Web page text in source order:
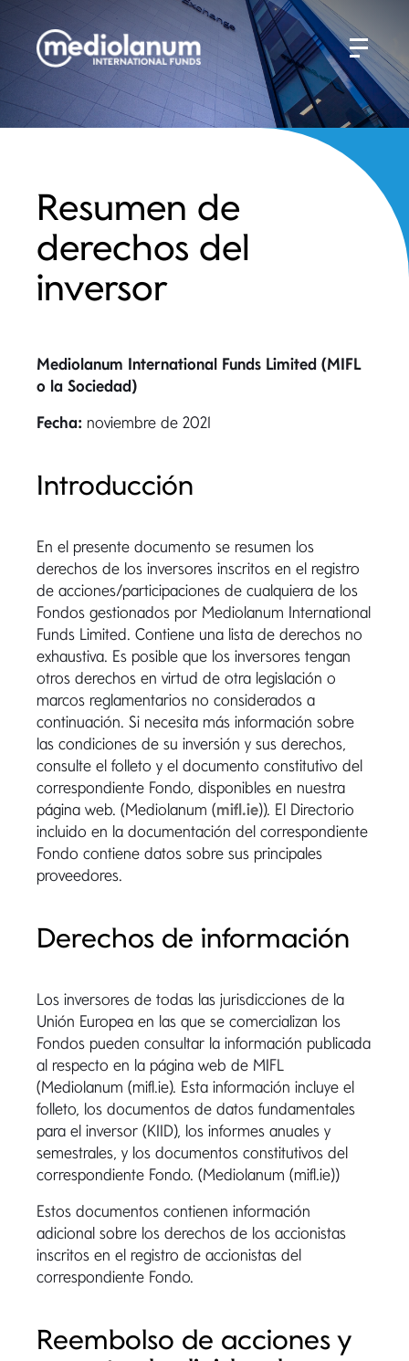
Resumen de
derechos del
inversor
Mediolanum International Funds Limited (MIFL
o la Sociedad)
Fecha: noviembre de 2021
Introducción
En el presente documento se resumen los
derechos de los inversores inscritos en el registro
de acciones/participaciones de cualquiera de los
Fondos gestionados por Mediolanum International
Funds Limited. Contiene una lista de derechos no
exhaustiva. Es posible que los inversores tengan
otros derechos en virtud de otra legislación o
marcos reglamentarios no considerados a
continuación. Si necesita más información sobre
las condiciones de su inversión y sus derechos,
consulte el folleto y el documento constitutivo del
correspondiente Fondo, disponibles en nuestra
página web. (Mediolanum (mifl.ie)). El Directorio
incluido en la documentación del correspondiente
Fondo contiene datos sobre sus principales
proveedores.
Derechos de información
Los inversores de todas las jurisdicciones de la
Unión Europea en las que se comercializan los
Fondos pueden consultar la información publicada
al respecto en la página web de MIFL
(Mediolanum (mifl.ie). Esta información incluye el
folleto, los documentos de datos fundamentales
para el inversor (KIID), los informes anuales y
semestrales, y los documentos constitutivos del
correspondiente Fondo. (Mediolanum (mifl.ie))
Estos documentos contienen información
adicional sobre los derechos de los accionistas
inscritos en el registro de accionistas del
correspondiente Fondo.
Reembolso de acciones y